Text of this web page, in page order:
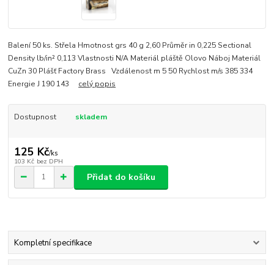
Balení 50 ks. Střela Hmotnost grs 40 g 2,60 Průměr in 0,225 Sectional
Density lb/in² 0,113 Vlastnosti N/A Materiál pláště Olovo Náboj Materiál
CuZn 30 Plášť Factory Brass Vzdálenost m 5 50 Rychlost m/s 385 334
Energie J 190 143 celý popis
Dostupnost skladem
125 Kč/ks
103 Kč bez DPH
Přidat do košíku
Kompletní specifikace